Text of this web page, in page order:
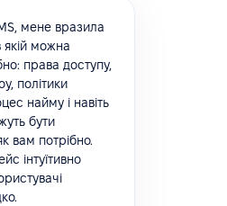
мене вразила
якій можна
права доступу,
політики
найму і навіть
бути
вам потрібно.
інтуїтивно